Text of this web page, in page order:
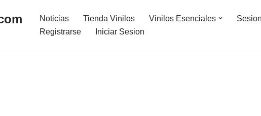
Noticias Tienda Vinilos Vinilos Esenciales
Registrarse
Iniciar Sesion